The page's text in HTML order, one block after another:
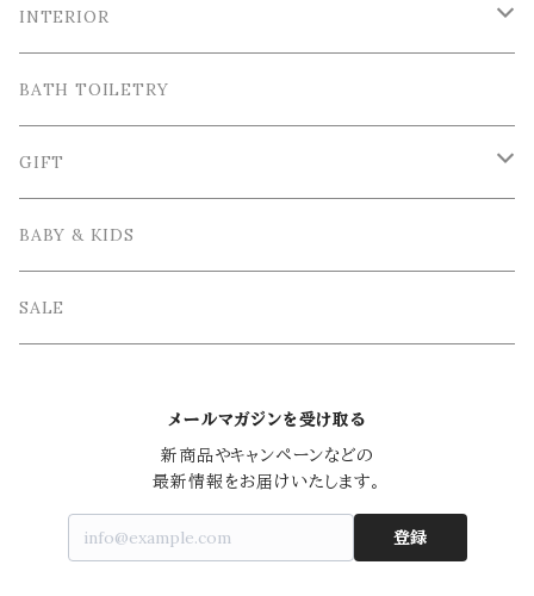
Cutipol / クチポール
Bordallo Pinheiro / ボルダロ・ピニェイロ
VIRGINIA CASA / ヴィルジニア・カーサ
Tableware / 食器
Tea＆Coffee cup / ティー＆コーヒーカップ
Plate / 皿
Japanese tableware / 和食器
Teapot / ティーポット
Cutlery / カトラリー
Spoon / スプーン
Fork / フォーク
Table linen / テーブルリネン
Apron / エプロン
Other / その他雑貨
INTERIOR
Tray＆Case /トレイ＆小物入れ
Photo frame / フォトフレーム
Vase / 花瓶
Interior goods / インテリア雑貨
BATH TOILETRY
GIFT
Wrapping / ラッピング
GIFT SET / ギフトセット
BABY & KIDS
SALE
メールマガジンを受け取る
新商品やキャンペーンなどの
最新情報をお届けいたします。
登録